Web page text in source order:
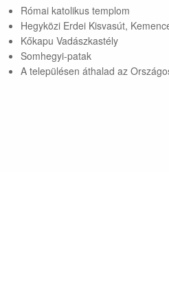
Római katolikus templom
Hegyközi Erdei Kisvasút,
Kőkapu Vadászkastély
Somhegyi-patak
A településen áthalad az